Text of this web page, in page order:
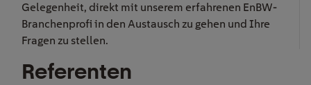
Gelegenheit, direkt mit unserem erfahrenen EnBW-
Branchenprofi in den Austausch zu gehen und Ihre
Fragen zu stellen.
Referenten